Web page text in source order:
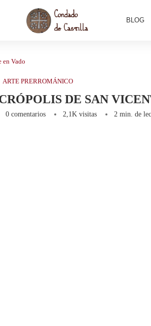
BLOG
en Vado
ARTE PRERROMÁNICO
DE SAN
0 comentarios 2,1Kvisitas 2 min. de